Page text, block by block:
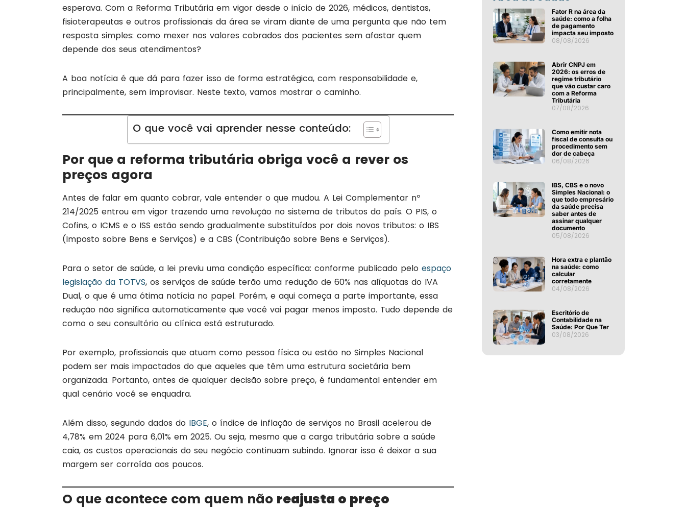
esperava. Com a Reforma Tributária em vigor desde o início de 2026, médicos, dentistas,
fisioterapeutas e outros profissionais da área se viram diante de uma pergunta que não tem
resposta simples: como mexer nos valores cobrados dos pacientes sem afastar quem
depende dos seus atendimentos?
A boa notícia é que dá para fazer isso de forma estratégica, com responsabilidade e,
principalmente, sem improvisar. Neste texto, vamos mostrar o caminho.
O que você vai aprender nesse conteúdo:
Por que a reforma tributária obriga você a rever os
preços agora
Antes de falar em quanto cobrar, vale entender o que mudou. A Lei Complementar nº
214/2025 entrou em vigor trazendo uma revolução no sistema de tributos do país. O PIS, o
Cofins, o ICMS e o ISS estão sendo gradualmente substituídos por dois novos tributos: o IBS
(Imposto sobre Bens e Serviços) e a CBS (Contribuição sobre Bens e Serviços).
Para o setor de saúde, a lei previu uma condição específica: conforme publicado pelo espaço
legislação da TOTVS, os serviços de saúde terão uma redução de 60% nas alíquotas do IVA
Dual, o que é uma ótima notícia no papel. Porém, e aqui começa a parte importante, essa
redução não significa automaticamente que você vai pagar menos imposto. Tudo depende de
como o seu consultório ou clínica está estruturado.
Por exemplo, profissionais que atuam como pessoa física ou estão no Simples Nacional
podem ser mais impactados do que aqueles que têm uma estrutura societária bem
organizada. Portanto, antes de qualquer decisão sobre preço, é fundamental entender em
qual cenário você se enquadra.
Além disso, segundo dados do IBGE, o índice de inflação de serviços no Brasil acelerou de
4,78% em 2024 para 6,01% em 2025. Ou seja, mesmo que a carga tributária sobre a saúde
caia, os custos operacionais do seu negócio continuam subindo. Ignorar isso é deixar a sua
margem ser corroída aos poucos.
O que acontece com quem não reajusta o preço
Fator R na área da
saúde: como a folha
de pagamento
impacta seu imposto
08/08/2026
Abrir CNPJ em
2026: os erros de
regime tributário
que vão custar caro
com a Reforma
Tributária
07/08/2026
Como emitir nota
fiscal de consulta ou
procedimento sem
dor de cabeça
06/08/2026
IBS, CBS e o novo
Simples Nacional: o
que todo empresário
da saúde precisa
saber antes de
assinar qualquer
documento
05/08/2026
Hora extra e plantão
na saúde: como
calcular
corretamente
04/08/2026
Escritório de
Contabilidade na
Saúde: Por Que Ter
03/08/2026